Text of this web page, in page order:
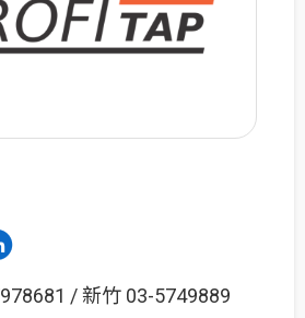
/ 新竹 03-5749889